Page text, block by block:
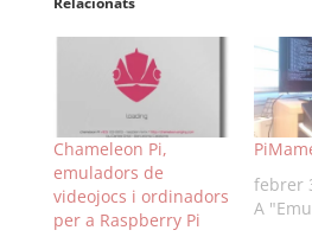
Chameleon Pi,
emuladors de
videojocs i ordinadors
per a Raspberry Pi
febrer
A